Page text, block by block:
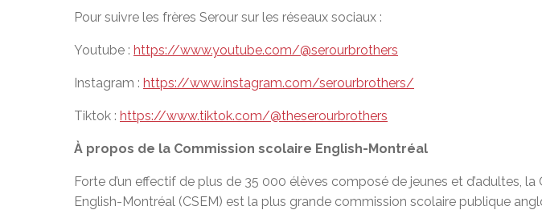
Pour suivre les frères Serour sur les réseaux sociaux :
Youtube : https://www.youtube.com/@serourbrothers
Instagram : https://www.instagram.com/serourbrothers/
Tiktok : https://www.tiktok.com/@theserourbrothers
À propos de la Commission scolaire English-Montréal
Forte d’un effectif de plus de 35 000 élèves composé de jeunes et d’adultes,
English-Montréal (CSEM) est la plus grande commission scolaire publique